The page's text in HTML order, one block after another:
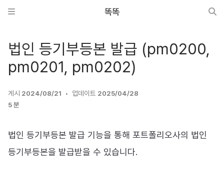
똑똑
법인 등기부등본 발급 (pm0200,
pm0201, pm0202)
게시 2024/08/21 업데이트 2025/04/28
5 분
법인 등기부등본 발급 기능을 통해 포트폴리오사의 법인
등기부등본을 발급받을 수 있습니다.